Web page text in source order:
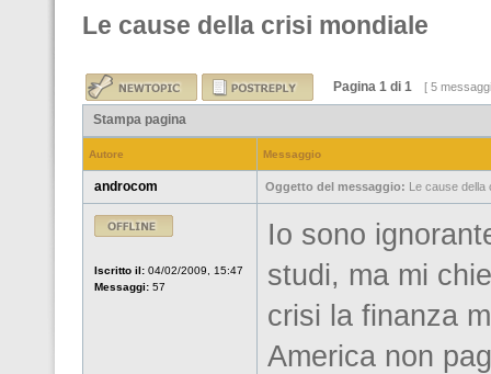
Le cause della crisi mondiale
Pagina 1 di 1 [ 5
Stampa pagina
Autore Messaggio
androcom Oggetto del messaggio: Le cause della
Iscritto il: 04/02/2009, 15:47
Messaggi: 57
Io sono
studi, ma mi
crisi la finanza
America non